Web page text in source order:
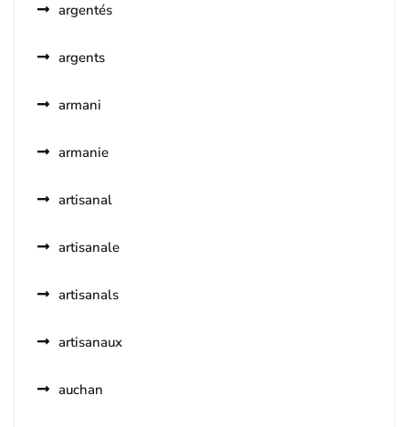
argentés
argents
armani
armanie
artisanal
artisanale
artisanals
artisanaux
auchan